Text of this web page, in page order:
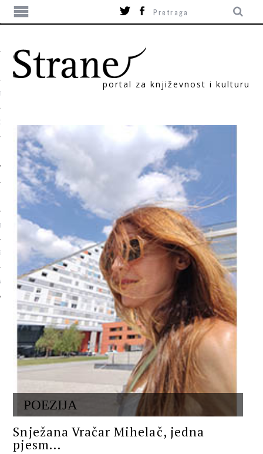
portal za književnost i kulturu
POEZIJA
Snježana Vračar Mihelač, jedna
pjesm...